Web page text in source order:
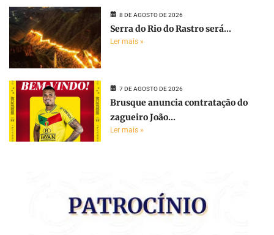
8 DE AGOSTO DE 2026
Serra do Rio do Rastro será...
Ler mais »
7 DE AGOSTO DE 2026
Brusque anuncia contratação do
zagueiro João...
Ler mais »